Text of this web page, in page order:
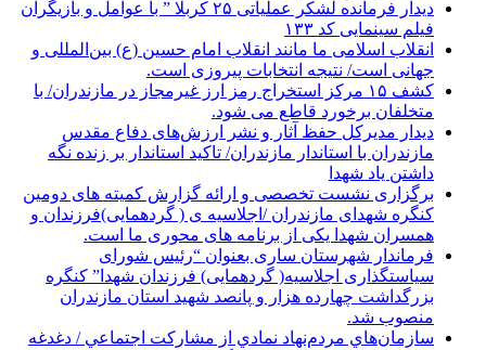
دیدار فرمانده لشکر عملیاتی ۲۵ کربلا ” با عوامل و بازیگران
فیلم سینمایی کد ۱۳۳
انقلاب اسلامی ما مانند انقلاب امام حسین (ع) بین‌المللی و
جهانی است/ نتیجه انتخابات پیروزی است.
کشف ۱۵ مرکز استخراج رمز ارز غیرمجاز در مازندران/ با
متخلفان برخورد قاطع می شود.
دیدار مدیرکل حفظ آثار و نشر ارزش‌های دفاع مقدس
مازندران با استاندار مازندران/ تاکید استاندار بر زنده نگه
داشتن یاد شهدا
برگزاری نشست تخصصی و ارائه گزارش کمیته های دومین
کنگره شهدای مازندران /اجلاسیه ی ( گردهمایی)فرزندان و
همسران شهدا یکی از برنامه های محوری ما است.
فرماندار شهرستان ساری بعنوان “رئیس شورای
سیاستگذاری اجلاسیه( گردهمایی) فرزندان شهدا” کنگره
بزرگداشت چهارده هزار و پانصد شهید استان مازندران
منصوب شد.
سازمان‌هاي مردم‌نهاد نمادي از مشاركت اجتماعي / دغدغه